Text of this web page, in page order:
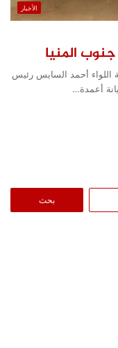
الأخبار
المنيا
اللواء أحمد السايس رئيس
أعمدة…
عن: